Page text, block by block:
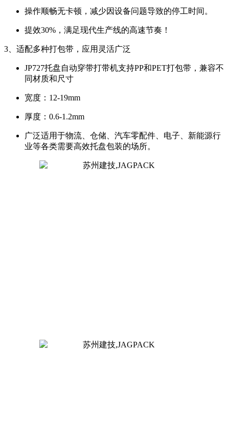
操作顺畅无卡顿，减少因设备问题导致的停工时间。
提效30%，满足现代生产线的高速节奏！
3、适配多种打包带，应用灵活广泛
JP727托盘自动穿带打带机支持PP和PET打包带，兼容不
同材质和尺寸
宽度：12-19mm
厚度：0.6-1.2mm
广泛适用于物流、仓储、汽车零配件、电子、新能源行
业等各类需要高效托盘包装的场所。